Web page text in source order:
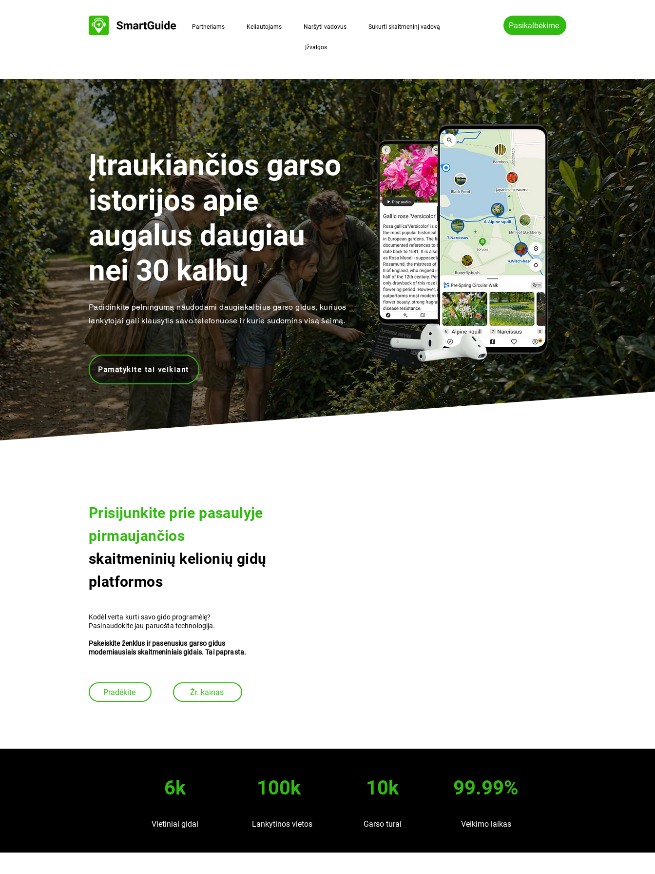
Partneriams Keliautojams Naršyti vadovus Sukurti skaitmeninį vadovą
Įžvalgos
Pasikalbėkime
Įtraukiančios garso
istorijos apie
augalus daugiau
nei 30 kalbų
Padidinkite pelningumą naudodami daugiakalbius garso gidus, kuriuos
lankytojai gali klausytis savo telefonuose ir kurie sudomins visą šeimą.
Pamatykite tai veikiant
Prisijunkite prie pasaulyje
pirmaujančios
skaitmeninių kelionių gidų
platformos
Kodėl verta kurti savo gido programėlę?
Pasinaudokite jau paruošta technologija.
Pakeiskite ženklus ir pasenusius garso gidus
moderniausiais skaitmeniniais gidais. Tai paprasta.
Pradėkite Žr. kainas
6k
Vietiniai gidai
100k
Lankytinos vietos
10k
Garso turai
99.99%
Veikimo laikas